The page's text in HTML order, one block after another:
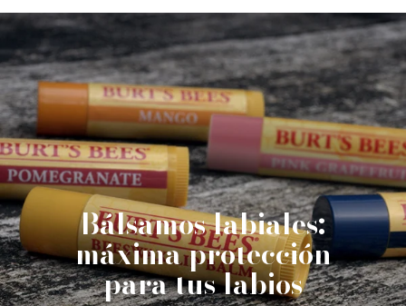
Bálsamos labiales:
máxima protección
para tus labios